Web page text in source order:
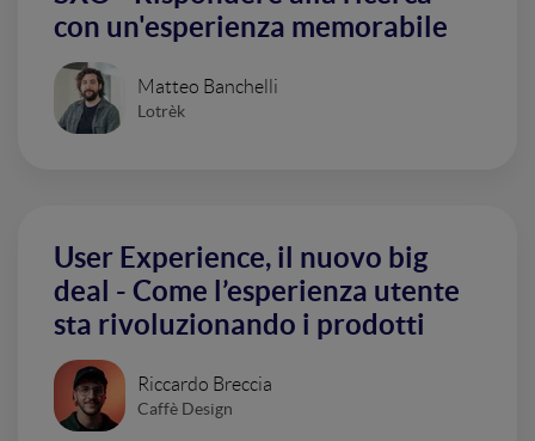
con un'esperienza memorabile
Matteo Banchelli
Lotrèk
User Experience, il nuovo big
deal - Come l’esperienza utente
sta rivoluzionando i prodotti
Riccardo Breccia
Caffè Design